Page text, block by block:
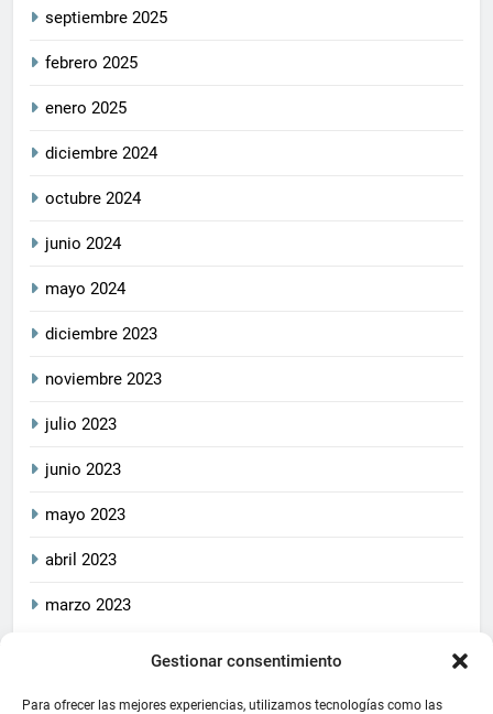
Gestionar consentimiento
Para ofrecer las mejores experiencias, utilizamos tecnologías como las
septiembre 2025
febrero 2025
enero 2025
diciembre 2024
octubre 2024
junio 2024
mayo 2024
diciembre 2023
noviembre 2023
julio 2023
junio 2023
mayo 2023
abril 2023
marzo 2023
los derechos reservados.
Política De CookiesAviso Legal